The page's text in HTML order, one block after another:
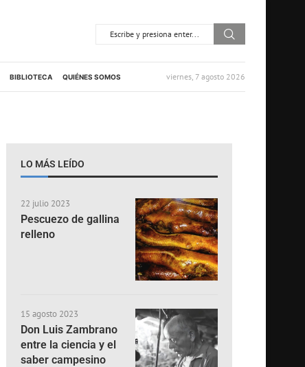
BIBLIOTECA QUIÉNES SOMOS viernes, 7 agosto 2026
LO MÁS LEÍDO
22 julio 2023
Pescuezo de gallina
relleno
15 agosto 2023
Don Luis Zambrano
entre la ciencia y el
saber campesino